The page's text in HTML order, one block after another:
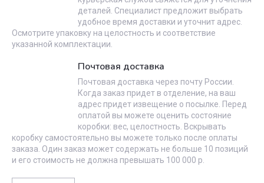
деталей. Специалист предложит выбрать
удобное время доставки и уточнит адрес.
Осмотрите упаковку на целостность и соответствие
указанной комплектации.
Почтовая доставка
Почтовая доставка через почту России.
Когда заказ придет в отделение, на ваш
адрес придет извещение о посылке. Перед
оплатой вы можете оценить состояние
коробки: вес, целостность. Вскрывать
коробку самостоятельно вы можете только после оплаты
заказа. Один заказ может содержать не больше 10 позиций
и его стоимость не должна превышать 100 000 р.